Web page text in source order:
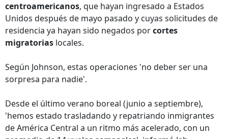
centroamericanos, que hayan ingresado a Estados
Unidos después de mayo pasado y cuyas solicitudes de
residencia ya hayan sido negados porcortes
migratorias locales.
Según Johnson, estas operaciones 'no deber ser una
sorpresa para nadie'.
Desde el último verano boreal (junio a septiembre),
'hemos estado trasladando y repatriando inmigrantes
de América Central a un ritmo más acelerado, con un